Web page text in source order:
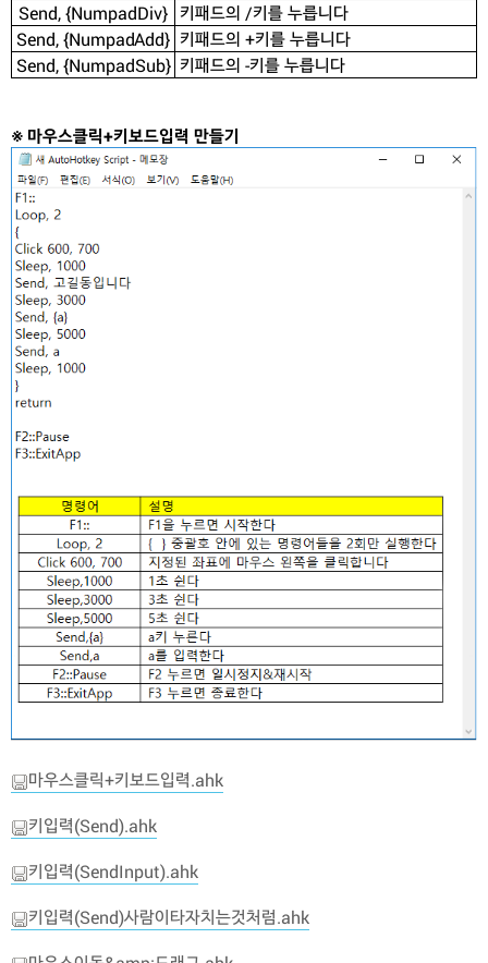
Send, {NumpadDiv} 키패드의 /키를 누릅니다
Send, {NumpadAdd} 키패드의 +키를 누릅니다
Send, {NumpadSub} 키패드의 -키를 누릅니다
※ 마우스클릭+키보드입력 만들기
마우스클릭+키보드입력.ahk
키입력(Send).ahk
키입력(SendInput).ahk
키입력(Send)사람이타자치는것처럼.ahk